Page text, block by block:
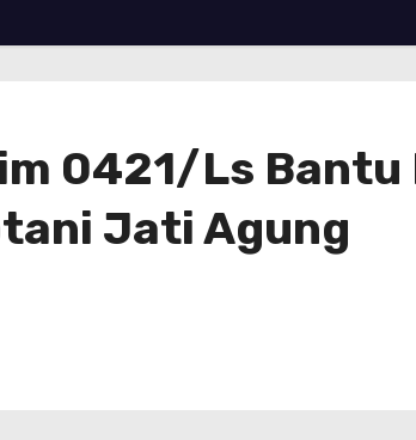
0421/Ls
Jati Agung